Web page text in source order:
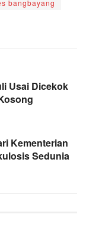
bangbayang
Usai Dicekok
Kementerian
Sedunia